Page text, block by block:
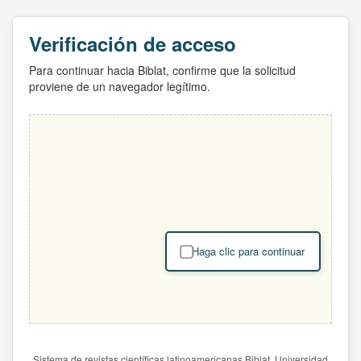
Verificación de acceso
Para continuar hacia Biblat, confirme que la solicitud
proviene de un navegador legítimo.
Haga clic para continuar